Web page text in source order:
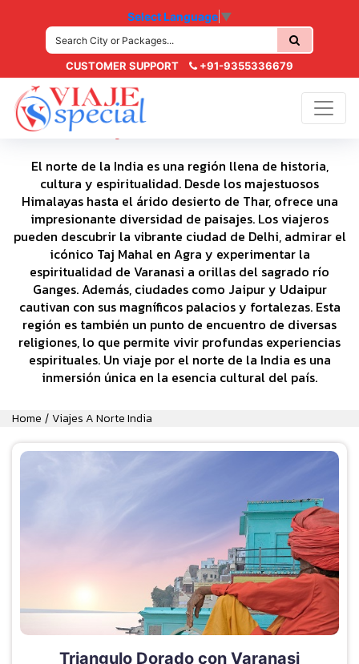
Select Language ▼
CUSTOMER SUPPORT +91-9355336679
Viajes a Norte India
El norte de la India es una región llena de historia,
cultura y espiritualidad. Desde los majestuosos
Himalayas hasta el árido desierto de Thar, ofrece una
impresionante diversidad de paisajes. Los viajeros
pueden descubrir la vibrante ciudad de Delhi, admirar el
icónico Taj Mahal en Agra y experimentar la
espiritualidad de Varanasi a orillas del sagrado río
Ganges. Además, ciudades como Jaipur y Udaipur
cautivan con sus magníficos palacios y fortalezas. Esta
región es también un punto de encuentro de diversas
religiones, lo que permite vivir profundas experiencias
espirituales. Un viaje por el norte de la India es una
inmersión única en la esencia cultural del país.
Home / Viajes A Norte India
Triangulo Dorado con Varanasi